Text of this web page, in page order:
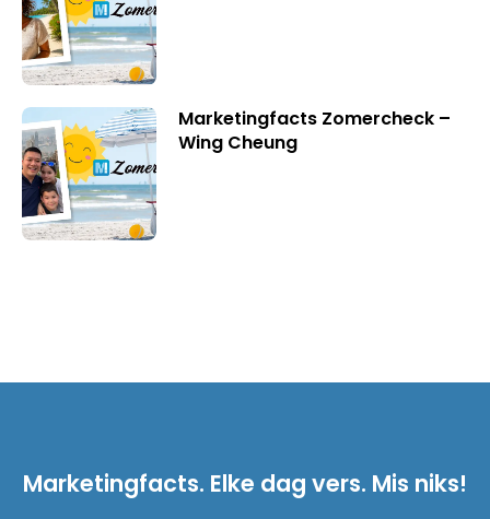
Marketingfacts Zomercheck –
Wing Cheung
Marketingfacts. Elke dag vers. Mis niks!